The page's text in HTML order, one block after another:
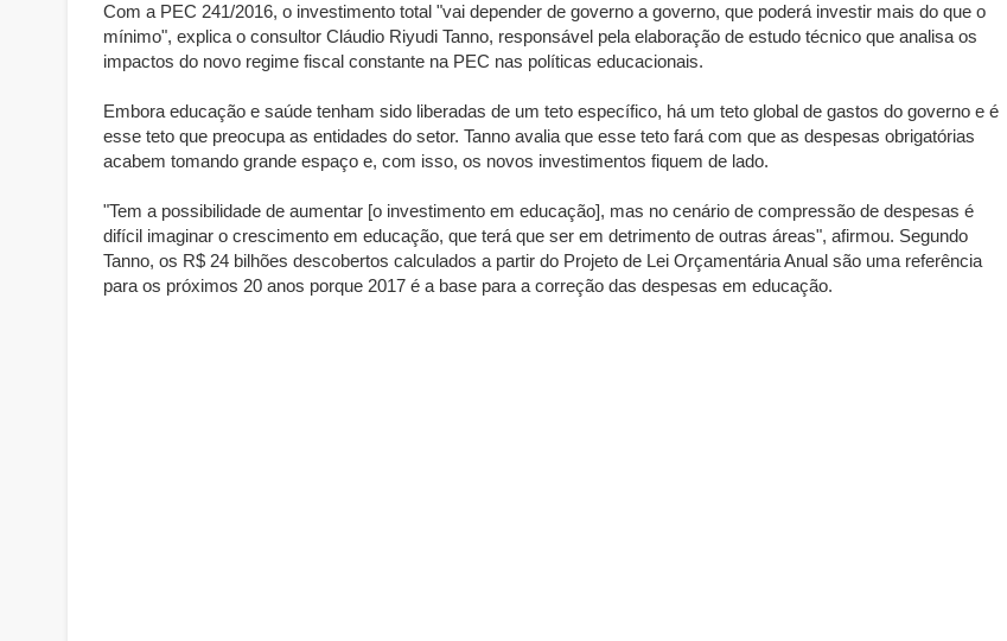
Com a PEC 241/2016, o investimento total "vai depender de governo a governo, que poderá investir mais do que o
mínimo", explica o consultor Cláudio Riyudi Tanno, responsável pela elaboração de estudo técnico que analisa os
impactos do novo regime fiscal constante na PEC nas políticas educacionais.
Embora educação e saúde tenham sido liberadas de um teto específico, há um teto global de gastos do governo e é
esse teto que preocupa as entidades do setor. Tanno avalia que esse teto fará com que as despesas obrigatórias
acabem tomando grande espaço e, com isso, os novos investimentos fiquem de lado.
"Tem a possibilidade de aumentar [o investimento em educação], mas no cenário de compressão de despesas é
difícil imaginar o crescimento em educação, que terá que ser em detrimento de outras áreas", afirmou. Segundo
Tanno, os R$ 24 bilhões descobertos calculados a partir do Projeto de Lei Orçamentária Anual são uma referência
para os próximos 20 anos porque 2017 é a base para a correção das despesas em educação.